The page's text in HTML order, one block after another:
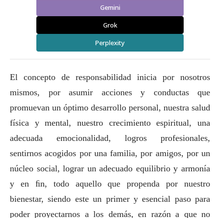
Gemini
Grok
Perplexity
El concepto de responsabilidad inicia por nosotros
mismos, por asumir acciones y conductas que
promuevan un óptimo desarrollo personal, nuestra salud
física y mental, nuestro crecimiento espiritual, una
adecuada emocionalidad, logros profesionales,
sentirnos acogidos por una familia, por amigos, por un
núcleo social, lograr un adecuado equilibrio y armonía
y en ﬁn, todo aquello que propenda por nuestro
bienestar, siendo este un primer y esencial paso para
poder proyectarnos a los demás, en razón a que no